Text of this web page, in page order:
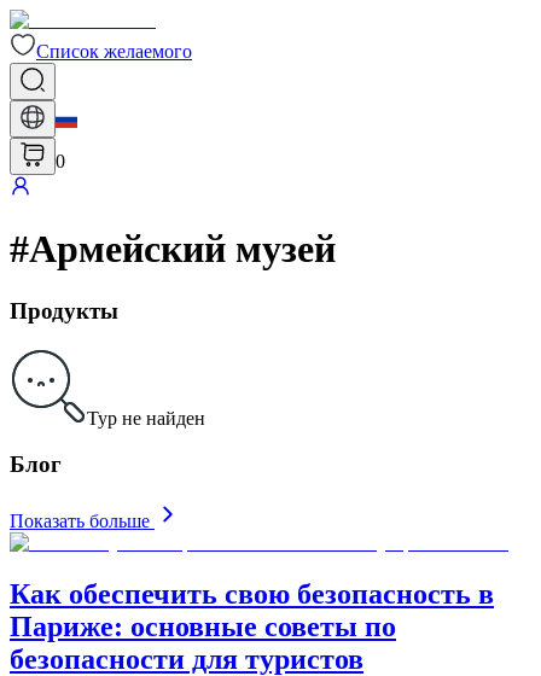
Список желаемого
0
#Армейский музей
Продукты
Тур не найден
Блог
Показать больше
Как обеспечить свою безопасность в
Париже: основные советы по
безопасности для туристов